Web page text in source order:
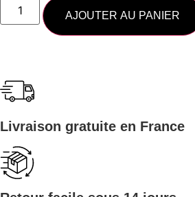
AJOUTER AU PANIER
Livraison gratuite en France